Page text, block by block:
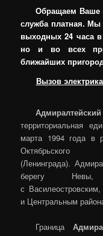
Обращаем Ваше
служба платная. Мы
выходных 24 часа
но и во всех
ближайших
Вызов
территориальная
марта 1994 года в
Октябрьского
(Ленинграда).
берегу
с
и Центральным
Граница